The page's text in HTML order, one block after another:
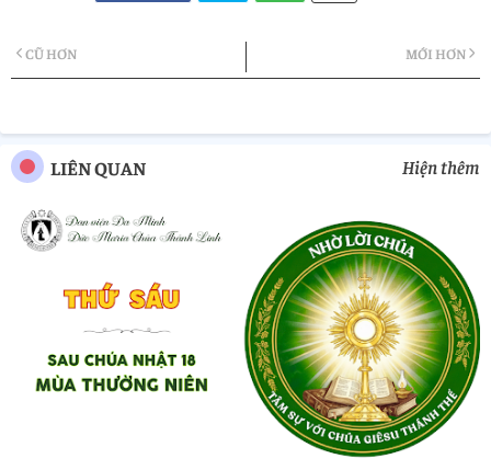
MỚI HƠN
CŨ HƠN
LIÊN QUAN Hiện thêm